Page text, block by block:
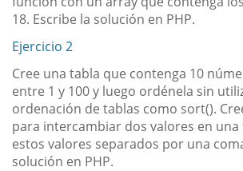
18. Escribe la solución en PHP.
Ejercicio 2
Cree una tabla que contenga 10
entre 1 y 100 y luego ordénela sin
ordenación de tablas como sort().
para intercambiar dos valores en
estos valores separados por una
solución en PHP.